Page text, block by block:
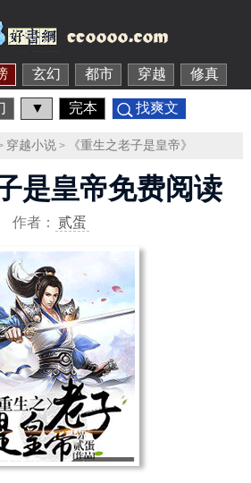
玄幻 都市 穿越 修真
▼ 完本 找爽文
穿越小说> 《重生之老子是皇帝》
是皇帝免费阅读
作者： 贰蛋